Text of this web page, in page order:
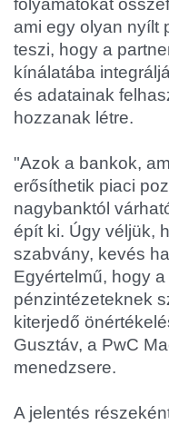
folyamatokat
ami egy olyan nyílt
teszi, hogy a
kínálatába
és adatainak
hozzanak létre.
"Azok a bankok,
erősíthetik piaci
nagybanktól
épít ki. Úgy véljük,
szabvány, kevés
Egyértelmű, hogy
pénzintézeteknek
kiterjedő
Gusztáv, a PwC
menedzsere.
A jelentés